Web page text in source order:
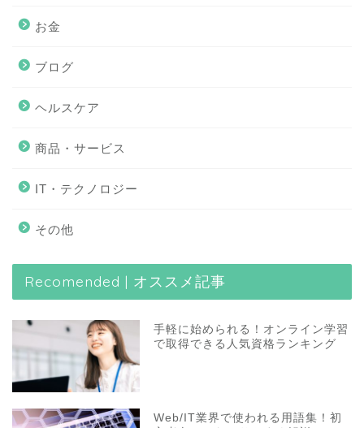
お金
ブログ
ヘルスケア
商品・サービス
IT・テクノロジー
その他
Recomended | オススメ記事
手軽に始められる！オンライン学習
で取得できる人気資格ランキング
Web/IT業界で使われる用語集！初